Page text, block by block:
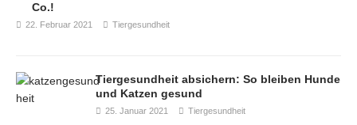
Co.!
22. Februar 2021 Tiergesundheit
Tiergesundheit absichern: So bleiben Hunde
und Katzen gesund
25. Januar 2021 Tiergesundheit